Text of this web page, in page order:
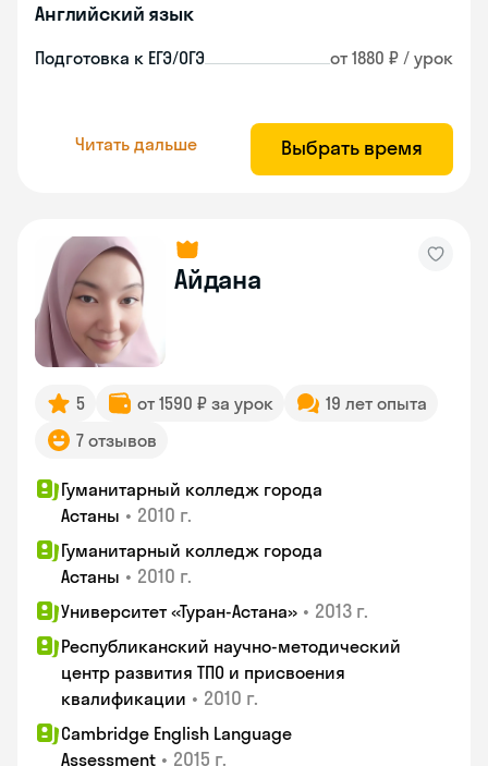
Английский язык
Подготовка к ЕГЭ/ОГЭ от 1880 ₽ / урок
Читать дальше Выбрать время
Айдана
5 от 1590 ₽ за урок
19 лет опыта
7 отзывов
Гуманитарный колледж города
Астаны • 2010 г.
Гуманитарный колледж города
Астаны • 2010 г.
Университет «Туран-Астана» • 2013 г.
Республиканский научно-методический
центр развития ТПО и присвоения
квалификации • 2010 г.
Cambridge English Language
Assessment • 2015 г.